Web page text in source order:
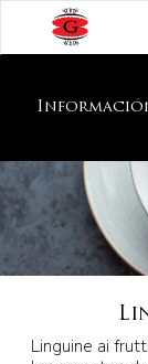
Linguine ai